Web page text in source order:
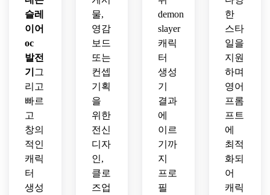
슬레
이어
oc
발전
기 그
리고
빠르
고
창의
적인
캐릭
터
생성
물,
영감
보드
또는
컨셉
기획
을
위한
전신
디자
인,
클로
즈업
demon
slayer
캐릭
터
생성
기
결과
에
이르
기까
지
프로
필
한
스타
일을
지원
하며
영어
프롬
프트
에
최적
화되
어
캐릭